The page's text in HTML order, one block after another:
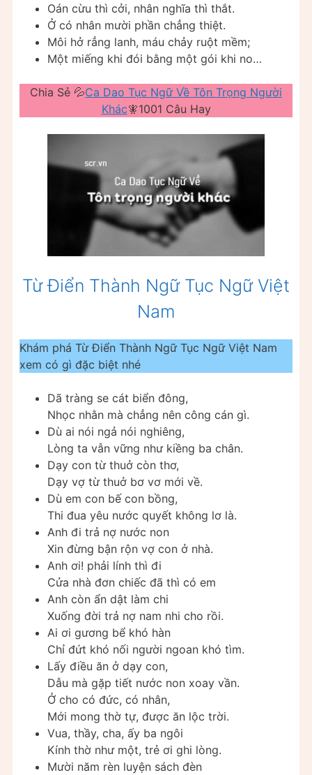
Oán cừu thì cởi, nhân nghĩa thì thắt.
Ở có nhân mười phần chẳng thiệt.
Môi hở rẳng lanh, máu chảy ruột mềm;
Một miếng khi đói bằng một gói khi no…
Chia Sẻ 💦Ca Dao Tục Ngữ Về Tôn Trọng Người
Khác🧚1001 Câu Hay
Từ Điển Thành Ngữ Tục Ngữ Việt
Nam
Khám phá Từ Điển Thành Ngữ Tục Ngữ Việt Nam
xem có gì đặc biệt nhé
Dã tràng se cát biển đông,
Nhọc nhằn mà chẳng nên công cán gì.
Dù ai nói ngả nói nghiêng,
Lòng ta vẫn vững như kiềng ba chân.
Dạy con từ thuở còn thơ,
Dạy vợ từ thuở bơ vơ mới về.
Dù em con bế con bồng,
Thi đua yêu nước quyết không lơ là.
Anh đi trả nợ nước non
Xin đừng bận rộn vợ con ở nhà.
Anh ơi! phải lính thì đi
Cửa nhà đơn chiếc đã thì có em
Anh còn ẩn dật làm chi
Xuống đời trả nợ nam nhi cho rồi.
Ai ơi gương bể khó hàn
Chỉ đứt khó nối người ngoan khó tìm.
Lấy điều ăn ở dạy con,
Dẫu mà gặp tiết nước non xoay vần.
Ở cho có đức, có nhân,
Mới mong thờ tự, được ăn lộc trời.
Vua, thầy, cha, ấy ba ngôi
Kính thờ như một, trẻ ơi ghi lòng.
Mười năm rèn luyện sách đèn